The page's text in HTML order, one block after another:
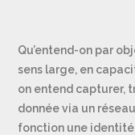
Qu’entend-on par
sens large, en
on entend capturer,
donnée via un
fonction une